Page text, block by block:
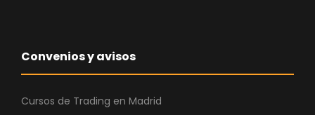
Convenios y avisos
Cursos de Trading en Madrid